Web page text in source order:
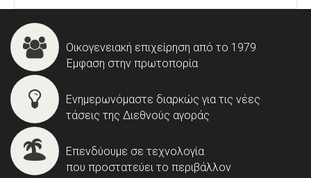
Οικογενειακή επιχείρηση από το 1979
Έμφαση στην πρωτοπορία
Ενημερωνόμαστε διαρκώς για τις νέες
τάσεις της Διεθνούς αγοράς
Επενδύουμε σε τεχνολογία
που προστατεύει το περιβάλλον